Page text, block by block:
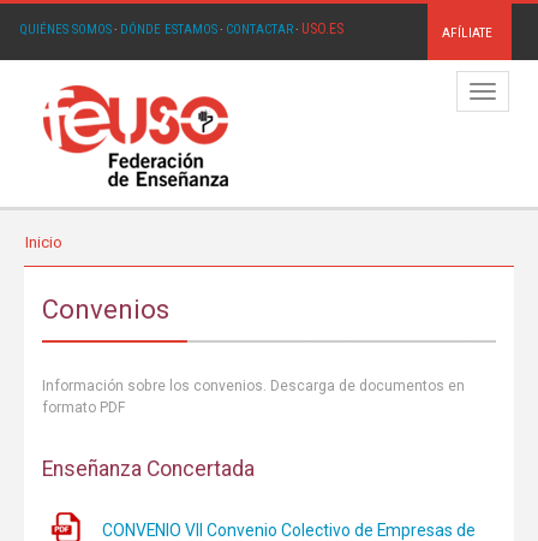
QUIÉNES SOMOS· DÓNDE ESTAMOS· CONTACTAR· USO.ES AFÍLIATE
Menú
Inicio
Convenios
Información sobre los convenios. Descarga de documentos en
formato PDF
Enseñanza Concertada
CONVENIO VII Convenio Colectivo de Empresas de